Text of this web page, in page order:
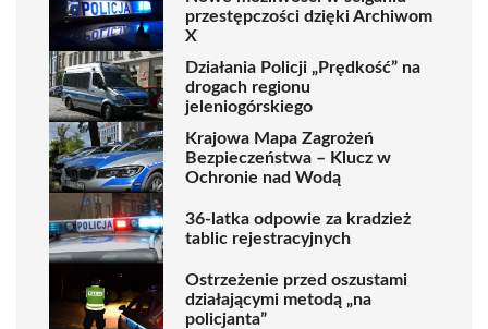
przestępczości dzięki Archiwom
X
Działania Policji „Prędkość” na
drogach regionu
jeleniogórskiego
Krajowa Mapa Zagrożeń
Bezpieczeństwa – Klucz w
Ochronie nad Wodą
36-latka odpowie za kradzież
tablic rejestracyjnych
Ostrzeżenie przed oszustami
działającymi metodą „na
policjanta”